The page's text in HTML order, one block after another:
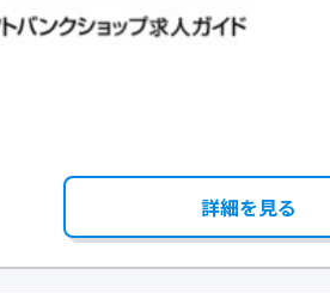
詳細を見る